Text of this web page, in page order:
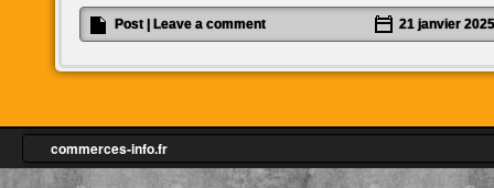
Post Leave a comment 21 janvier 2025
commerces-info.fr